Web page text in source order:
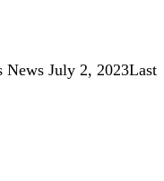
News July 2, 2023Last